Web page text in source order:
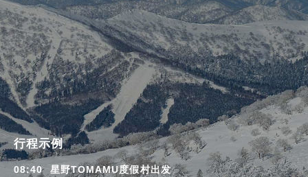
行程示例
08:40
星野TOMAMU度假村出发